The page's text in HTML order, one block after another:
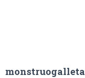
monstruogalleta